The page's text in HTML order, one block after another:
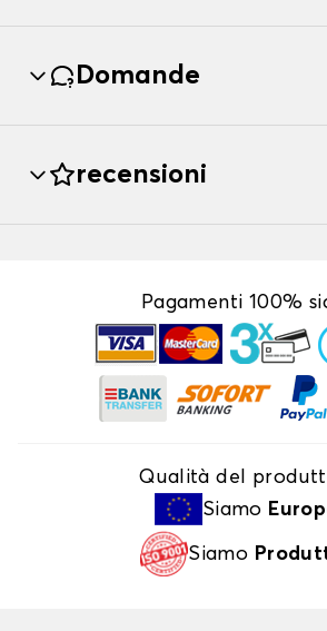
Domande
recensioni
Pagamenti 100%
Qualità del
Siamo
Siamo